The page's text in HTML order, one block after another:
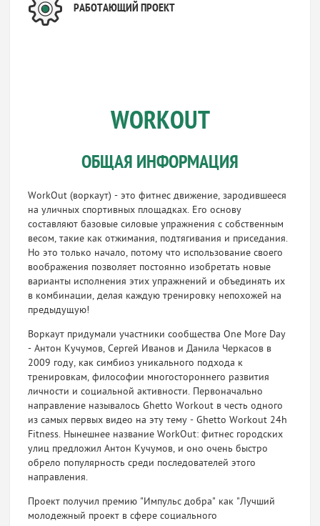
РАБОТАЮЩИЙ ПРОЕКТ
WORKOUT
ОБЩАЯ ИНФОРМАЦИЯ
WorkOut (воркаут) - это фитнес движение, зародившееся
на уличных спортивных площадках. Его основу
составляют базовые силовые упражнения с собственным
весом, такие как отжимания, подтягивания и приседания.
Но это только начало, потому что использование своего
воображения позволяет постоянно изобретать новые
варианты исполнения этих упражнений и объединять их
в комбинации, делая каждую тренировку непохожей на
предыдущую!
Воркаут придумали участники сообщества One More Day
- Антон Кучумов, Сергей Иванов и Данила Черкасов в
2009 году, как симбиоз уникального подхода к
тренировкам, философии многостороннего развития
личности и социальной активности. Первоначально
направление называлось Ghetto Workout в честь одного
из самых первых видео на эту тему - Ghetto Workout 24h
Fitness. Нынешнее название WorkOut: фитнес городских
улиц предложил Антон Кучумов, и оно очень быстро
обрело популярность среди последователей этого
направления.
Проект получил премию "Импульс добра" как "Лучший
молодежный проект в сфере социального